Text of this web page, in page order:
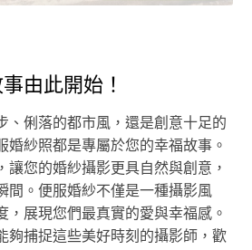
由此開始！
、俐落的都市風，還是創意十足的
婚紗照都是專屬於您的幸福故事。
讓您的婚紗攝影更具自然與創意，
間。便服婚紗不僅是一種攝影風
，展現您們最真實的愛與幸福感。
夠捕捉這些美好時刻的攝影師，歡